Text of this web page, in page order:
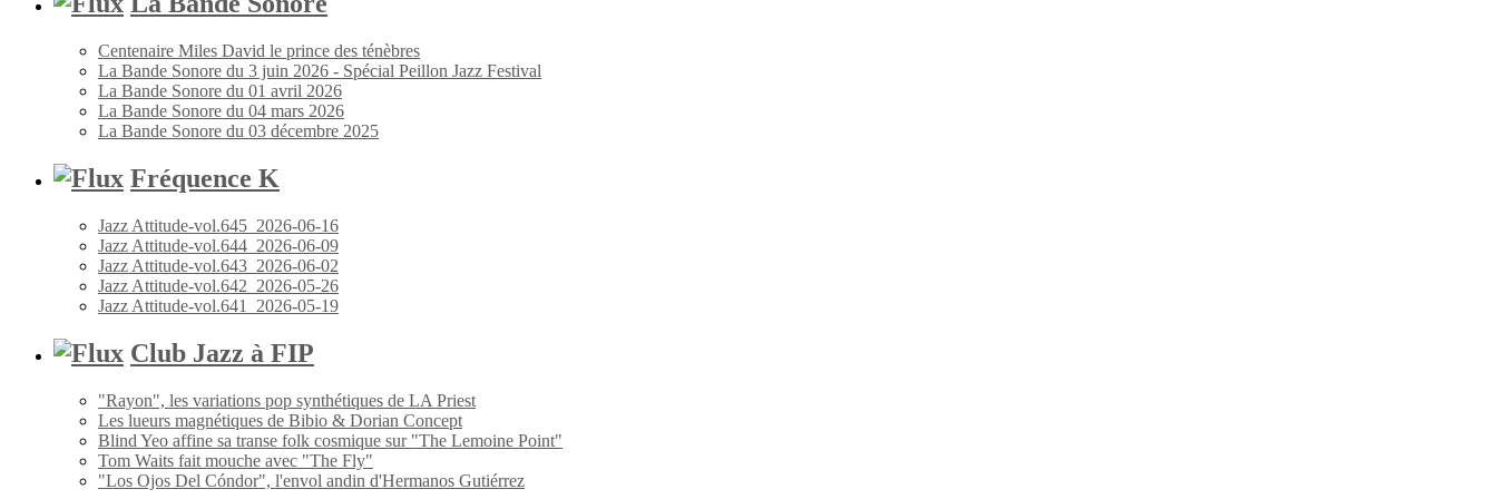
Centenaire Miles David le prince des ténèbres
La Bande Sonore du 3 juin 2026 - Spécial Peillon Jazz Festival
La Bande Sonore du 01 avril 2026
La Bande Sonore du 04 mars 2026
La Bande Sonore du 03 décembre 2025
Fréquence K
Jazz Attitude-vol.645_2026-06-16
Jazz Attitude-vol.644_2026-06-09
Jazz Attitude-vol.643_2026-06-02
Jazz Attitude-vol.642_2026-05-26
Jazz Attitude-vol.641_2026-05-19
Club Jazz à FIP
"Rayon", les variations pop synthétiques de LA Priest
Les lueurs magnétiques de Bibio & Dorian Concept
Blind Yeo affine sa transe folk cosmique sur "The Lemoine Point"
Tom Waits fait mouche avec "The Fly"
"Los Ojos Del Cóndor", l'envol andin d'Hermanos Gutiérrez